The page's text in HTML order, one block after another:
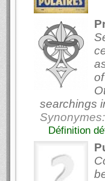
searchings
Définition